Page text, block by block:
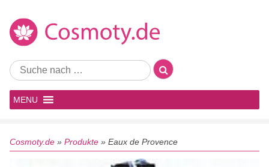
MENU
Cosmoty.de » Produkte » Eaux de Provence